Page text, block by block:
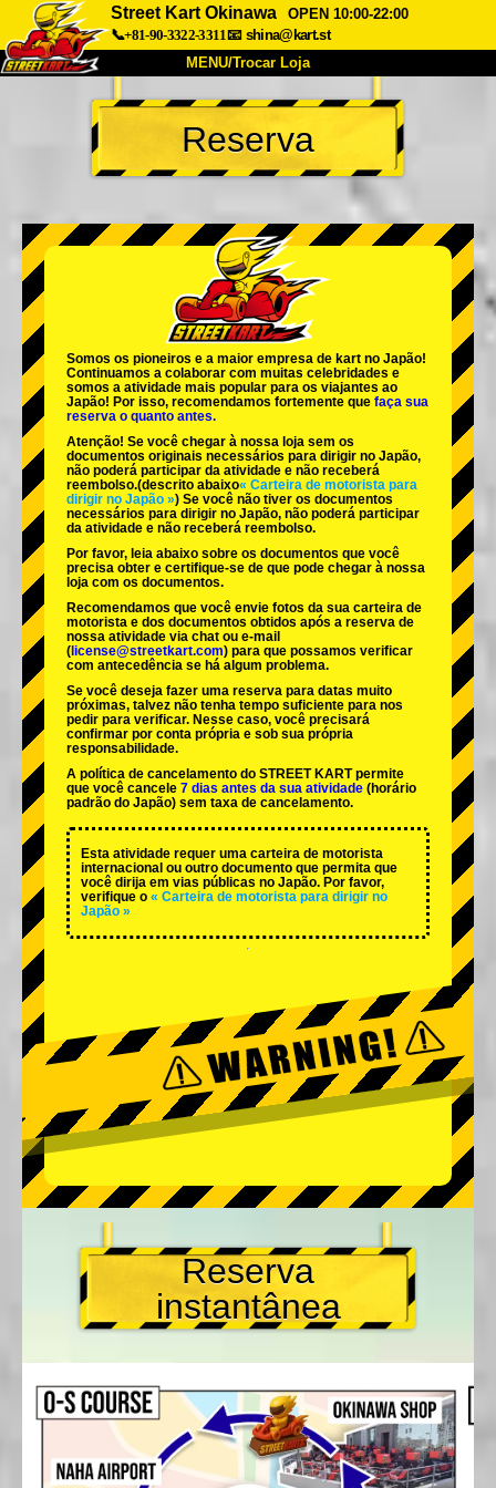
Street Kart Okinawa
OPEN 10:00-22:00
📞+81-90-3322-3311📧 shina@kart.st
MENU/Trocar Loja
INÍCIO
Sobre Especificações Preços
Empresa Reserva
Trocar Loja
Tokyo Shinagawa Tokyo Akihabara#1
Tokyo Akihabara#2
Tokyo Shibuya Annex Tokyo Bay
Tokyo Asakusa Osaka
Okinawa
Reserva
Somos os pioneiros e a maior empresa de kart no Japão!
Continuamos a colaborar com muitas celebridades e
somos a atividade mais popular para os viajantes ao
Japão! Por isso, recomendamos fortemente que faça sua
reserva o quanto antes.
Atenção! Se você chegar à nossa loja sem os
documentos originais necessários para dirigir no Japão,
não poderá participar da atividade e não receberá
reembolso.(descrito abaixo« Carteira de motorista para
dirigir no Japão ») Se você não tiver os documentos
necessários para dirigir no Japão, não poderá participar
da atividade e não receberá reembolso.
Por favor, leia abaixo sobre os documentos que você
precisa obter e certifique-se de que pode chegar à nossa
loja com os documentos.
Recomendamos que você envie fotos da sua carteira de
motorista e dos documentos obtidos após a reserva de
nossa atividade via chat ou e-mail
( license@streetkart.com) para que possamos verificar
com antecedência se há algum problema.
Se você deseja fazer uma reserva para datas muito
próximas, talvez não tenha tempo suficiente para nos
pedir para verificar. Nesse caso, você precisará
confirmar por conta própria e sob sua própria
responsabilidade.
A política de cancelamento do STREET KART permite
que você cancele 7 dias antes da sua atividade (horário
padrão do Japão) sem taxa de cancelamento.
Esta atividade requer uma carteira de motorista
internacional ou outro documento que permita que
você dirija em vias públicas no Japão. Por favor,
verifique o « Carteira de motorista para dirigir no
Japão »
Reserva
instantânea